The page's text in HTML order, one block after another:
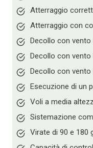
Atterraggio
Atterraggio con
Decollo con
Decollo con vento
Decollo con vento
Esecuzione di un
Voli a media
Sistemazione
Virate di 90 e 180